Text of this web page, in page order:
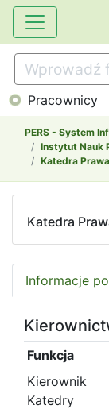
Pracownicy
PERS - System
Instytut Nauk
Katedra
Katedra
Informacje
Funkcja
Kierownik
Katedry